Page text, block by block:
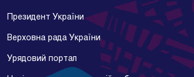
Президент України
Верховна рада України
Урядовий портал